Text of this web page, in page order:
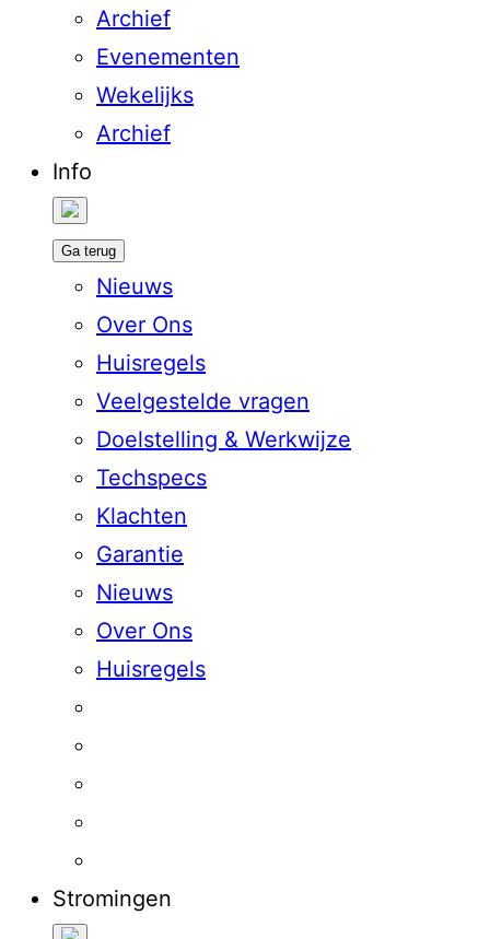
Archief
Evenementen
Wekelijks
Archief
Info
Ga terug
Nieuws
Over Ons
Huisregels
Veelgestelde vragen
Doelstelling & Werkwijze
Techspecs
Klachten
Garantie
Nieuws
Over Ons
Huisregels
Stromingen